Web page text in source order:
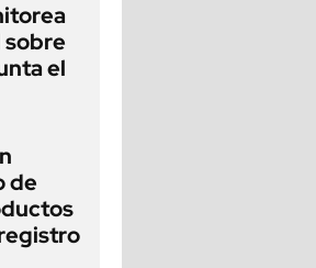
el
de